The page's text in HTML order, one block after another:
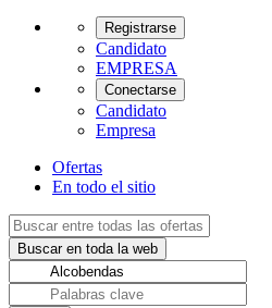
Registrarse
Candidato
EMPRESA
Conectarse
Candidato
Empresa
Ofertas
En todo el sitio